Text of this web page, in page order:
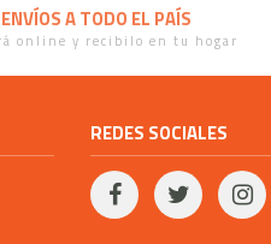
ENVÍOS A TODO EL PAÍS
REDES SOCIALES